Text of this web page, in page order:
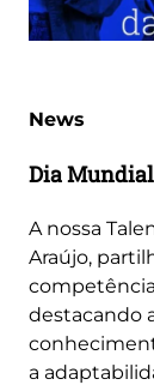
News
Dia
A nossa
Araújo,
destacando
a